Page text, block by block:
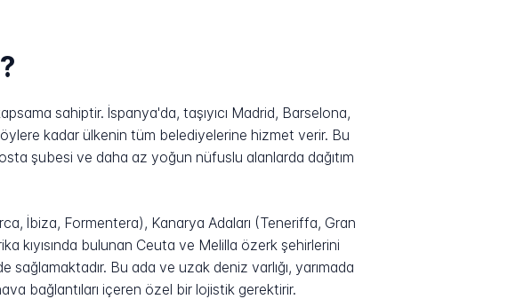
sahiptir. İspanya'da, taşıyıcı Madrid, Barselona,
kadar ülkenin tüm belediyelerine hizmet verir. Bu
şubesi ve daha az yoğun nüfuslu alanlarda dağıtım
İbiza, Formentera), Kanarya Adaları (Teneriffa, Gran
kıyısında bulunan Ceuta ve Melilla özerk şehirlerini
sağlamaktadır. Bu ada ve uzak deniz varlığı, yarımada
bağlantıları içeren özel bir lojistik gerektirir.